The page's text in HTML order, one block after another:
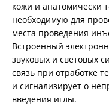
кожи и анатомически
необходимую для
места проведения
Встроенный
звуковых и световых
связь при отработке
и сигнализирует о
введения иглы.